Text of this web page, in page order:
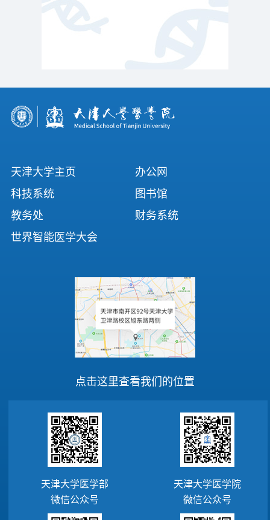
天津大学主页
办公网
科技系统
图书馆
教务处
财务系统
世界智能医学大会
点击这里查看我们的位置
天津大学医学部
微信公众号
天津大学医学院
微信公众号